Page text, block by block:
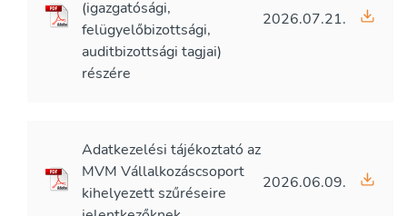
(igazgatósági,
felügyelőbizottsági,
auditbizottsági tagjai)
részére
2026.07.21.
Adatkezelési tájékoztató az
MVM Vállalkozáscsoport
kihelyezett szűréseire
2026.06.09.